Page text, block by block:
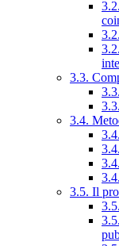
3.3.
3.4.
3.5. Il